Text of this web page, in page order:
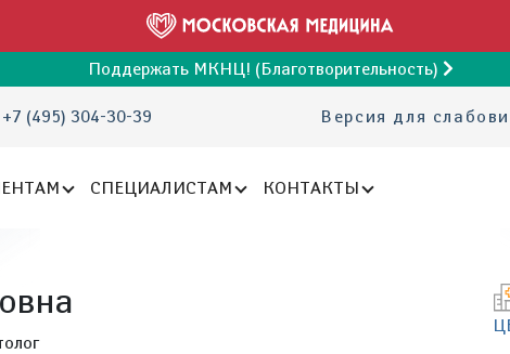
Поддержать МКНЦ! (Благотворительность)
+7 (495) 304-30-39 Версия для
СПЕЦИАЛИСТАМ КОНТАКТЫ